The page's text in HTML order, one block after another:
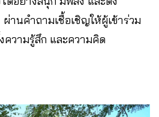
านคำถามเชื้อเชิญให้ผู้เข้าร่วม
วามรู้สึก และความคิด